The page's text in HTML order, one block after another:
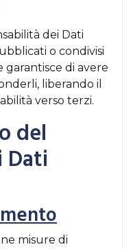
dei Dati
o condivisi
garantisce di avere
liberando il
verso terzi.
del
misure di